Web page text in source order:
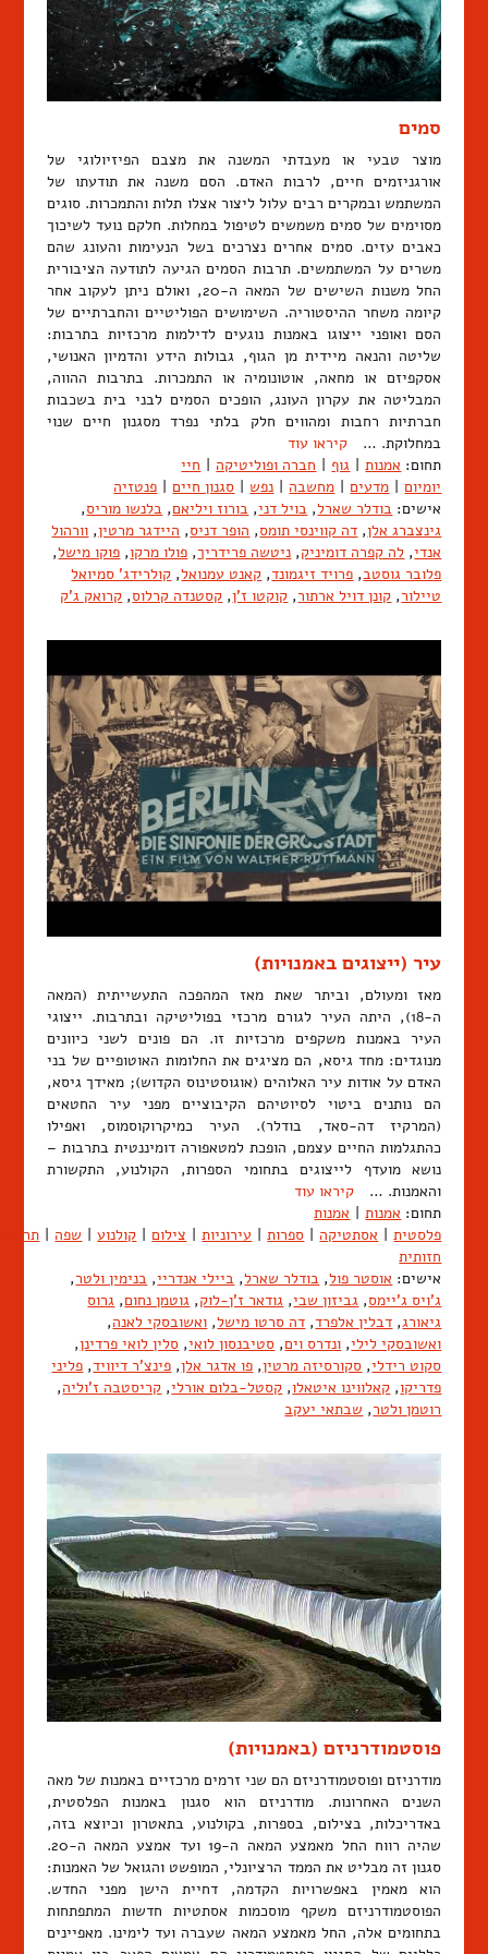
סמים
מוצר טבעי או מעבדתי המשנה את מצבם הפיזיולוגי של
אורגניזמים חיים, לרבות האדם. הסם משנה את תודעתו של
המשתמש ובמקרים רבים עלול ליצור אצלו תלות והתמכרות. סוגים
מסוימים של סמים משמשים לטיפול במחלות. חלקם נועד לשיכוך
כאבים עזים. סמים אחרים נצרכים בשל הנעימות והעונג שהם
משרים על המשתמשים. תרבות הסמים הגיעה לתודעה הציבורית
החל משנות השישים של המאה ה-20, ואולם ניתן לעקוב אחר
קיומה משחר ההיסטוריה. השימושים הפוליטיים והחברתיים של
הסם ואופני ייצוגו באמנות נוגעים לדילמות מרכזיות בתרבות:
שליטה והנאה מיידית מן הגוף, גבולות הידע והדמיון האנושי,
אסקפיזם או מחאה, אוטונומיה או התמכרות. בתרבות ההווה,
המבליטה את עקרון העונג, הופכים הסמים לבני בית בשכבות
חברתיות רחבות ומהווים חלק בלתי נפרד מסגנון חיים שנוי
במחלוקת. … קיראו עוד
תחום: אמנות גוף חברה ופוליטיקה
חיי
יומיום
מדעים מחשבה נפש סגנון חיים
פנטזיה
אישים: בודלר שארל, בויל דני, בורוז ויליאם, בלנשו מוריס,
גינצברג אלן, דה קווינסי תומס, הופר דניס, היידגר מרטין, וורהול
אנדי, לה קפרה דומיניק, ניטשה פרידריך, פולו מרקו, פוקו מישל,
פלובר גוסטב, פרויד זיגמונד, קאנט עמנואל, קולרידג' סמיואל
טיילור, קונן דויל ארתור, קוקטו ז'ן, קסטנדה קרלוס, קרואק ג'ק
עיר (ייצוגים באמנויות)
מאז ומעולם, וביתר שאת מאז המהפכה התעשייתית (המאה
ה-18), היתה העיר לגורם מרכזי בפוליטיקה ובתרבות. ייצוגי
העיר באמנות משקפים מרכזיות זו. הם פונים לשני כיוונים
מנוגדים: מחד גיסא, הם מציגים את החלומות האוטופיים של בני
האדם על אודות עיר האלוהים (אוגוסטינוס הקדוש); מאידך גיסא,
הם נותנים ביטוי לסיוטיהם הקיבוציים מפני עיר החטאים
(המרקיז דה-סאד, בודלר). העיר כמיקרוקוסמוס, ואפילו
כהתגלמות החיים עצמם, הופכת למטאפורה דומיננטית בתרבות –
נושא מועדף לייצוגים בתחומי הספרות, הקולנוע, התקשורת
והאמנות. … קיראו עוד
תחום: אמנות
אמנות
פלסטית
אסתטיקה ספרות עירוניות צילום קולנוע שפה
תרבות
חזותית
אישים: אוסטר פול, בודלר שארל, ביילי אנדריי, בנימין ולטר,
ג'ויס ג'יימס, גביזון שבי, גודאר ז'ן-לוק, גוטמן נחום, גרוס
גיאורג, דבלין אלפרד, דה סרטו מישל, ואשובסקי לאנה,
ואשובסקי לילי, ונדרס וים, סטיבנסון לואי, סלין לואי פרדינן,
סקוט רידלי, סקורסיזה מרטין, פו אדגר אלן, פינצ'ר דיוויד, פליני
פדריקו, קאלווינו איטאלו, קסטל-בלום אורלי, קריסטבה ז'וליה,
רוטמן ולטר, שבתאי יעקב
פוסטמודרניזם (באמנויות)
מודרניזם ופוסטמודרניזם הם שני זרמים מרכזיים באמנות של מאה
השנים האחרונות. מודרניזם הוא סגנון באמנות הפלסטית,
באדריכלות, בצילום, בספרות, בקולנוע, בתאטרון וכיוצא בזה,
שהיה רווח החל מאמצע המאה ה-19 ועד אמצע המאה ה-20.
סגנון זה מבליט את הממד הרציונלי, המופשט והגואל של האמנות:
הוא מאמין באפשרויות הקדמה, דחיית הישן מפני החדש.
הפוסטמודרניזם משקף מוסכמות אסתטיות חדשות המתפתחות
בתחומים אלה, החל מאמצע המאה שעברה ועד לימינו. מאפיינים